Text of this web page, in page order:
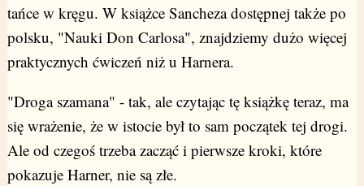
tańce w kręgu. W książce Sancheza dostępnej także po
polsku, "Nauki Don Carlosa", znajdziemy dużo więcej
praktycznych ćwiczeń niż u Harnera.
"Droga szamana" - tak, ale czytając tę książkę teraz, ma
się wrażenie, że w istocie był to sam początek tej drogi.
Ale od czegoś trzeba zacząć i pierwsze kroki, które
pokazuje Harner, nie są złe.